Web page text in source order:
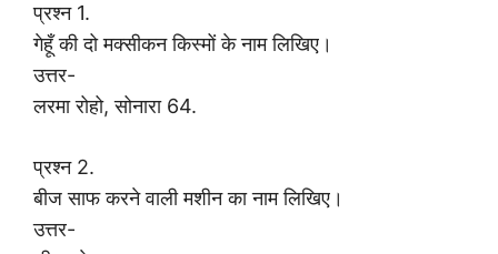
प्रश्न 1.
गेहूँ की दो मक्सीकन किस्मों के नाम लिखिए।
उत्तर-
लरमा रोहो, सोनारा 64.
प्रश्न 2.
बीज साफ करने वाली मशीन का नाम लिखिए।
उत्तर-